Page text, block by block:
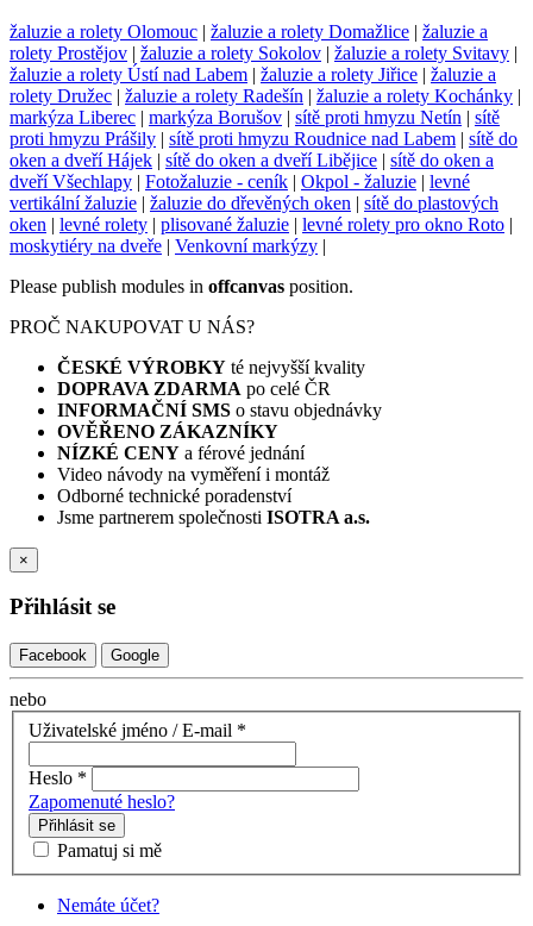
žaluzie a rolety Olomouc | žaluzie a rolety Domažlice | žaluzie a
rolety Prostějov | žaluzie a rolety Sokolov | žaluzie a rolety Svitavy |
žaluzie a rolety Ústí nad Labem | žaluzie a rolety Jiřice | žaluzie a
rolety Družec | žaluzie a rolety Radešín | žaluzie a rolety Kochánky |
markýza Liberec | markýza Borušov | sítě proti hmyzu Netín | sítě
proti hmyzu Prášily | sítě proti hmyzu Roudnice nad Labem | sítě do
oken a dveří Hájek | sítě do oken a dveří Libějice | sítě do oken a
dveří Všechlapy | Fotožaluzie - ceník | Okpol - žaluzie | levné
vertikální žaluzie | žaluzie do dřevěných oken | sítě do plastových
oken | levné rolety | plisované žaluzie | levné rolety pro okno Roto |
moskytiéry na dveře | Venkovní markýzy |
Please publish modules in offcanvas position.
PROČ NAKUPOVAT U NÁS?
ČESKÉ VÝROBKY té nejvyšší kvality
DOPRAVA ZDARMA po celé ČR
INFORMAČNÍ SMS o stavu objednávky
OVĚŘENO ZÁKAZNÍKY
NÍZKÉ CENY a férové jednání
Video návody na vyměření i montáž
Odborné technické poradenství
Jsme partnerem společnosti ISOTRA a.s.
×
Přihlásit se
Facebook Google
nebo
Uživatelské jméno / E-mail *
Heslo *
Zapomenuté heslo?
Přihlásit se
Pamatuj si mě
Nemáte účet?